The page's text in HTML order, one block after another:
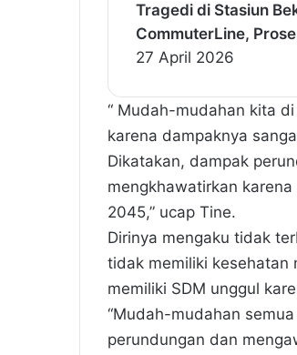
Tragedi di Stasiun
CommuterLine,
27 April 2026
“ Mudah-mudahan kita
karena dampaknya
Dikatakan, dampak
mengkhawatirkan
2045,” ucap Tine.
Dirinya mengaku tidak
tidak memiliki kesehatan
memiliki SDM unggul
“Mudah-mudahan
perundungan dan